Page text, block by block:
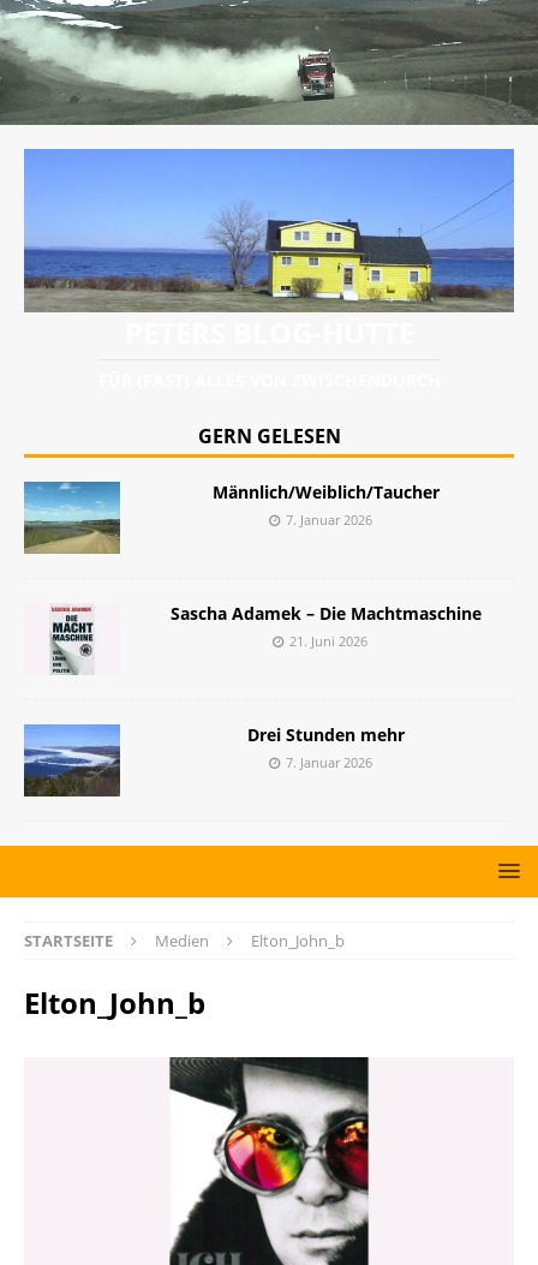
GERN GELESEN
Männlich/Weiblich/Taucher
7. Januar 2026
Sascha Adamek – Die Machtmaschine
21. Juni 2026
Drei Stunden mehr
7. Januar 2026
STARTSEITE Medien Elton_John_b
Elton_John_b